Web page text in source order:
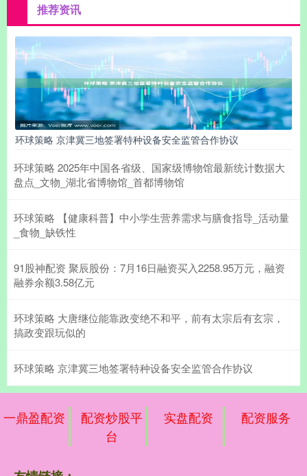
推荐资讯
环球策略 京津冀三地签署特种设备安全监管合作协议
环球策略 2025年中国各省级、国家级博物馆最新统计数据大
盘点_文物_湖北省博物馆_首都博物馆
环球策略 【健康科普】中小学生营养需求与膳食指导_活动量
_食物_缺铁性
91股神配资 聚辰股份：7月16日融资买入2258.95万元，融资
融券余额3.58亿元
环球策略 大唐继位能靠政变绝不和平，前有太宗后有玄宗，
搞政变跟玩似的
环球策略 京津冀三地签署特种设备安全监管合作协议
一鼎盈配资
配资炒股平
台
实盘配资 配资服务